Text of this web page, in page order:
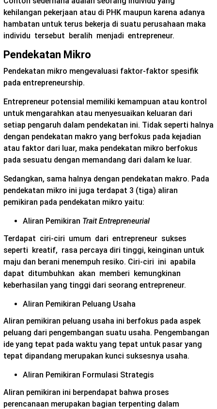
kehilangan pekerjaan atau di PHK maupun karena adanya
hambatan untuk terus bekerja di suatu perusahaan maka
individu tersebut beralih menjadi entrepreneur.
Pendekatan Mikro
Pendekatan mikro mengevaluasi faktor-faktor spesifik
pada entrepreneurship.
Entrepreneur potensial memiliki kemampuan atau kontrol
untuk mengarahkan atau menyesuaikan keluaran dari
setiap pengaruh dalam pendekatan ini. Tidak seperti halnya
dengan pendekatan makro yang berfokus pada kejadian
atau faktor dari luar, maka pendekatan mikro berfokus
pada sesuatu dengan memandang dari dalam ke luar.
Sedangkan, sama halnya dengan pendekatan makro. Pada
pendekatan mikro ini juga terdapat 3 (tiga) aliran
pemikiran pada pendekatan mikro yaitu:
Aliran Pemikiran Trait Entrepreneurial
Terdapat ciri-ciri umum dari entrepreneur sukses
seperti kreatif, rasa percaya diri tinggi, keinginan untuk
maju dan berani menempuh resiko. Ciri-ciri ini apabila
dapat ditumbuhkan akan memberi kemungkinan
keberhasilan yang tinggi dari seorang entrepreneur.
Aliran Pemikiran Peluang Usaha
Aliran pemikiran peluang usaha ini berfokus pada aspek
peluang dari pengembangan suatu usaha. Pengembangan
ide yang tepat pada waktu yang tepat untuk pasar yang
tepat dipandang merupakan kunci suksesnya usaha.
Aliran Pemikiran Formulasi Strategis
Aliran pemikiran ini berpendapat bahwa proses
perencanaan merupakan bagian terpenting dalam